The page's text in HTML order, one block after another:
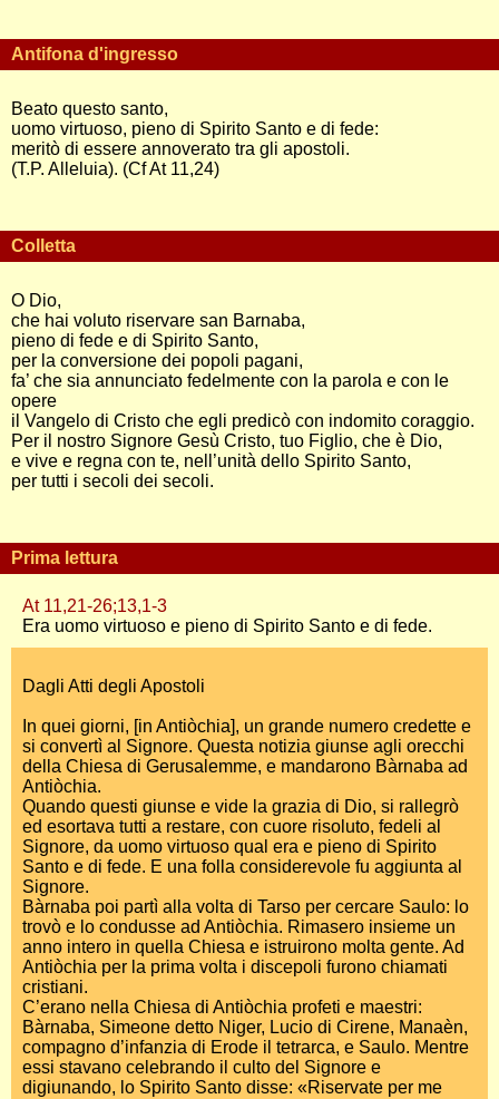
Antifona d'ingresso
Beato questo santo,
uomo virtuoso, pieno di Spirito Santo e di fede:
meritò di essere annoverato tra gli apostoli.
(T.P. Alleluia). (Cf At 11,24)
Colletta
O Dio,
che hai voluto riservare san Barnaba,
pieno di fede e di Spirito Santo,
per la conversione dei popoli pagani,
fa’ che sia annunciato fedelmente con la parola e con le
opere
il Vangelo di Cristo che egli predicò con indomito coraggio.
Per il nostro Signore Gesù Cristo, tuo Figlio, che è Dio,
e vive e regna con te, nell’unità dello Spirito Santo,
per tutti i secoli dei secoli.
Prima lettura
At 11,21-26;13,1-3
Era uomo virtuoso e pieno di Spirito Santo e di fede.
Dagli Atti degli Apostoli
In quei giorni, [in Antiòchia], un grande numero credette e
si convertì al Signore. Questa notizia giunse agli orecchi
della Chiesa di Gerusalemme, e mandarono Bàrnaba ad
Antiòchia.
Quando questi giunse e vide la grazia di Dio, si rallegrò
ed esortava tutti a restare, con cuore risoluto, fedeli al
Signore, da uomo virtuoso qual era e pieno di Spirito
Santo e di fede. E una folla considerevole fu aggiunta al
Signore.
Bàrnaba poi partì alla volta di Tarso per cercare Saulo: lo
trovò e lo condusse ad Antiòchia. Rimasero insieme un
anno intero in quella Chiesa e istruirono molta gente. Ad
Antiòchia per la prima volta i discepoli furono chiamati
cristiani.
C’erano nella Chiesa di Antiòchia profeti e maestri:
Bàrnaba, Simeone detto Niger, Lucio di Cirene, Manaèn,
compagno d’infanzia di Erode il tetrarca, e Saulo. Mentre
essi stavano celebrando il culto del Signore e
digiunando, lo Spirito Santo disse: «Riservate per me